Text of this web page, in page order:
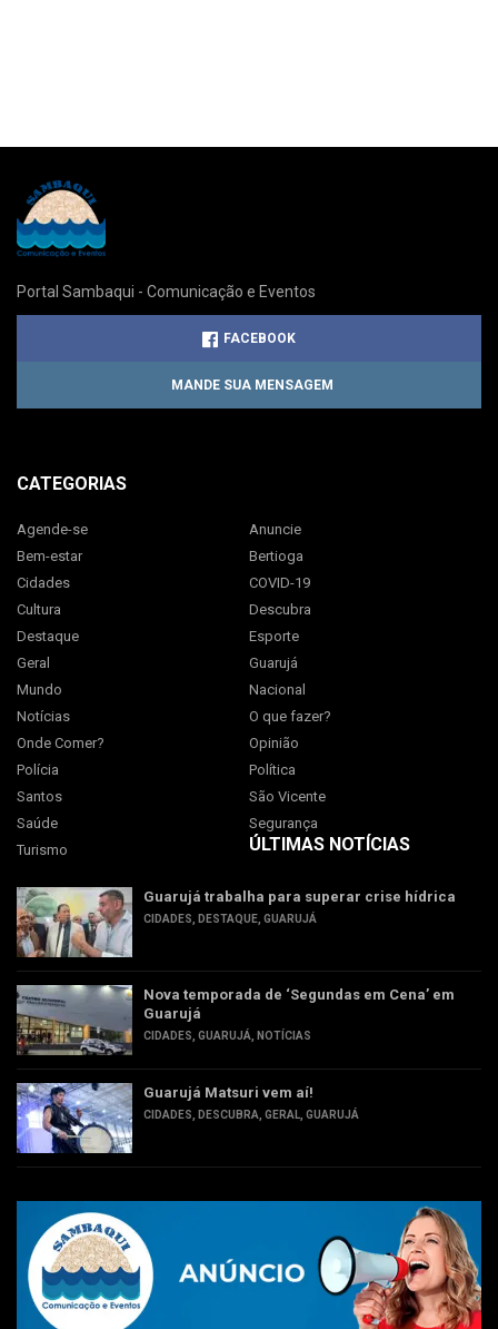
Portal Sambaqui - Comunicação e Eventos
FACEBOOK
MANDE SUA MENSAGEM
CATEGORIAS
Agende-se
Anuncie
Bem-estar
Bertioga
Cidades
COVID-19
Cultura
Descubra
Destaque
Esporte
Geral
Guarujá
Mundo
Nacional
Notícias
O que fazer?
Onde Comer?
Opinião
Polícia
Política
Santos
São Vicente
Saúde
Segurança
Turismo
ÚLTIMAS NOTÍCIAS
Guarujá trabalha para superar crise hídrica
CIDADES, DESTAQUE, GUARUJÁ
Nova temporada de ‘Segundas em Cena’ em
Guarujá
CIDADES, GUARUJÁ, NOTÍCIAS
Guarujá Matsuri vem aí!
CIDADES, DESCUBRA, GERAL, GUARUJÁ